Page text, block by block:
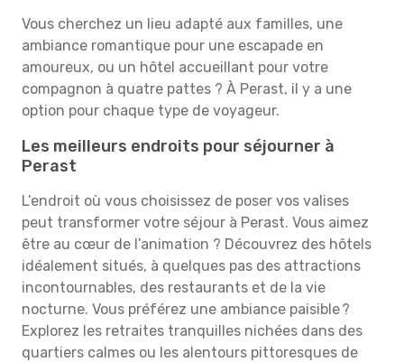
Vous cherchez un lieu adapté aux familles, une
ambiance romantique pour une escapade en
amoureux, ou un hôtel accueillant pour votre
compagnon à quatre pattes ? À Perast, il y a une
option pour chaque type de voyageur.
Les meilleurs endroits pour séjourner à
Perast
L’endroit où vous choisissez de poser vos valises
peut transformer votre séjour à Perast. Vous aimez
être au cœur de l’animation ? Découvrez des hôtels
idéalement situés, à quelques pas des attractions
incontournables, des restaurants et de la vie
nocturne. Vous préférez une ambiance paisible ?
Explorez les retraites tranquilles nichées dans des
quartiers calmes ou les alentours pittoresques de